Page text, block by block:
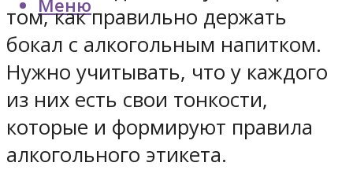
Меню
том, как правильно держать
бокал с алкогольным напитком.
Нужно учитывать, что у каждого
из них есть свои тонкости,
которые и формируют правила
алкогольного этикета.